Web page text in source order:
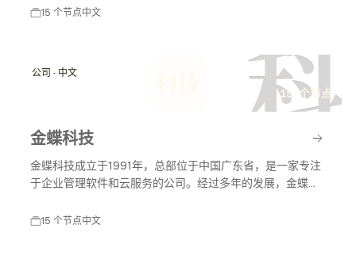
创作等，助力智能化服务的普及与发展。
15 个节点中文
科
公司 · 中文
15 个节点
金蝶科技
金蝶科技成立于1991年，总部位于中国广东省，是一家专注
于企业管理软件和云服务的公司。经过多年的发展，金蝶科
理、供应链管理、人力资源管理等多个领域。
15 个节点中文